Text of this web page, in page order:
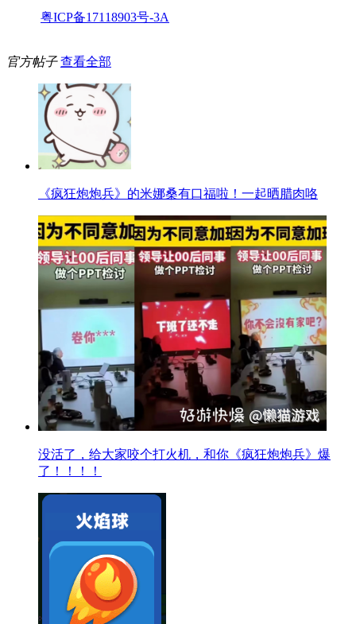
粤ICP备17118903号-3A
官方帖子 查看全部
《疯狂炮炮兵》的米娜桑有口福啦！一起晒腊肉咯
没活了，给大家咬个打火机，和你《疯狂炮炮兵》爆
了！！！！